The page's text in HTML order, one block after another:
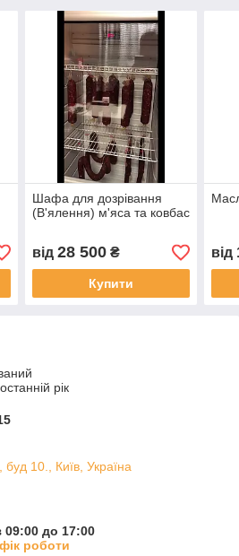
Шафа для дозрівання
(В'ялення) м'яса та ковбас
від 28 500₴
Купити
від
рік
буд 10., Київ, Україна
09:00 до 17:00
роботи